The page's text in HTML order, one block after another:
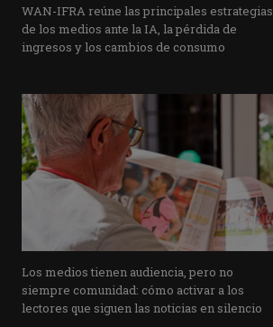
WAN-IFRA reúne las principales estrategias
de los medios ante la IA, la pérdida de
ingresos y los cambios de consumo
Los medios tienen audiencia, pero no
siempre comunidad: cómo activar a los
lectores que siguen las noticias en silencio